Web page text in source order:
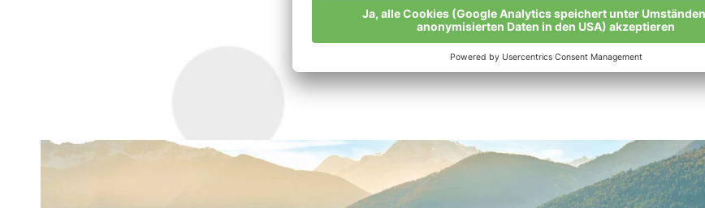
Alle Bio-Bauern im Überblick